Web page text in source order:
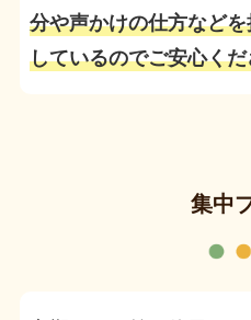
分や声かけの仕方など
しているのでご安心く
集中